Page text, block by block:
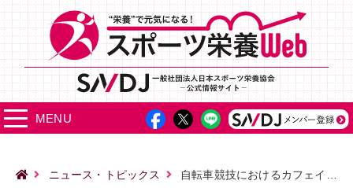
MENU
ニュース・トピックス 自転車競技におけるカフェイン摂取量は4～6mg/kgがおすすめ？ タイムやパワーが有意に上昇